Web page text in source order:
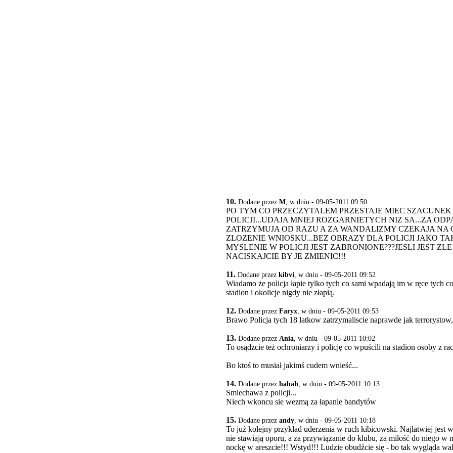
10. Dodane przez M, w dniu - 09-05-2011 09:50
PO TYM CO PRZECZYTALEM PRZESTAJE MIEC
POLICJI...UDAJA MNIEJ ROZGARNIETYCH NIZ SA...ZA
ZATRZYMUJA OD RAZU A ZA WANDALIZMY CZEKAJA NA
ZLOZENIE WNIOSKU...BEZ OBRAZY DLA POLICJI JAKO
MYSLENIE W POLICJI JEST ZABRONIONE???JESLI JEST
NACISKAJCIE BY JE ZMIENIC!!!
11. Dodane przez kibvi, w dniu - 09-05-2011 09:52
Wiadamo że policja łapie tylko tych co sami wpadają im w ręce tych
stadion i okolicje nigdy nie złapią.
12. Dodane przez Faryx, w dniu - 09-05-2011 09:53
Brawo Policja tych 18 latkow zatrzymaliscie naprawde jak terrorystow,
13. Dodane przez Ania, w dniu - 09-05-2011 10:02
To osądzcie też ochroniarzy i policję co wpuścili na stadion osoby z
Bo ktoś to musiał jakimś cudem wnieść...
14. Dodane przez hahah, w dniu - 09-05-2011 10:13
Smiechawa z policji...
Niech wkoncu sie wezmą za łapanie bandytów
15. Dodane przez andy, w dniu - 09-05-2011 10:18
To już kolejny przykład uderzenia w ruch kibicowski. Najłatwiej jest
nie stawiają oporu, a za przywiązanie do klubu, za miłość do niego w
nockę w areszcie!!! Wstyd!!! Ludzie obudźcie się - bo tak wygląda